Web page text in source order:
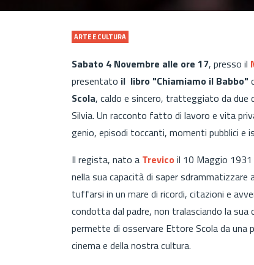
ARTE E CULTURA
Sabato 4 Novembre alle ore 17, presso il
presentato il libro "Chiamiamo il Babbo"
Scola, caldo e sincero, tratteggiato da due
Silvia. Un racconto fatto di lavoro e vita
genio, episodi toccanti, momenti pubblici e
Il regista, nato a Trevico il 10 Maggio
nella sua capacità di saper
tuffarsi in un mare di ricordi, citazioni e
condotta dal padre, non tralasciando la
permette di osservare Ettore Scola da una
cinema e della nostra cultura.